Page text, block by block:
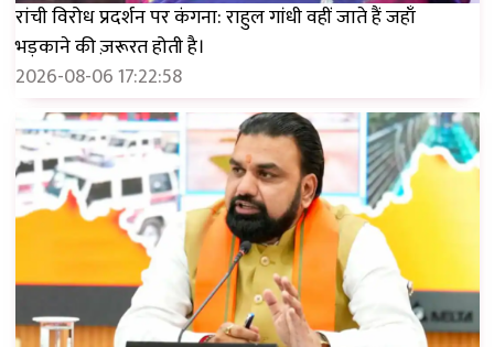
रांची विरोध प्रदर्शन पर कंगना: राहुल गांधी वहीं जाते हैं जहाँ
भड़काने की ज़रूरत होती है।
2026-08-06 17:22:58